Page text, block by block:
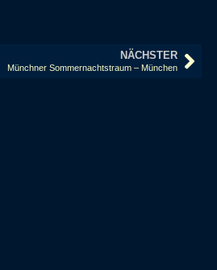
NÄCHSTER
Münchner Sommernachtstraum – München